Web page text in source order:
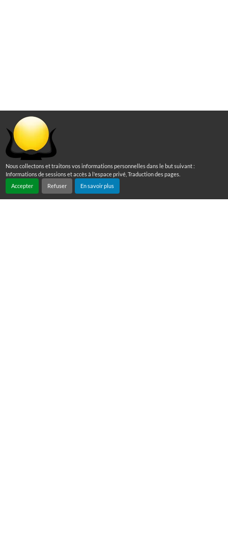
Nous collectons et traitons vos informations personnelles dans le but suivant :
Informations de sessions et accès à l'espace privé, Traduction des pages
Accepter
Refuser En savoir plus